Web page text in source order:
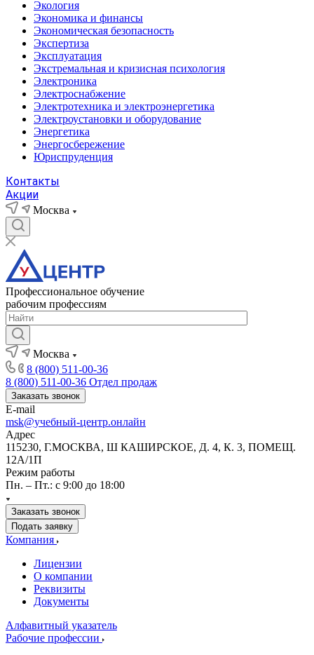
Экология
Экономика и финансы
Экономическая безопасность
Экспертиза
Эксплуатация
Экстремальная и кризисная психология
Электроника
Электроснабжение
Электротехника и электроэнергетика
Электроустановки и оборудование
Энергетика
Энергосбережение
Юриспруденция
Контакты
Акции
Москва
Профессиональное обучение
рабочим профессиям
Москва
8 (800) 511-00-36
8 (800) 511-00-36 Отдел продаж
Заказать звонок
E-mail
msk@учебный-центр.онлайн
Адрес
115230, Г.МОСКВА, Ш КАШИРСКОЕ, Д. 4, К. 3, ПОМЕЩ.
12А/1П
Режим работы
Пн. – Пт.: с 9:00 до 18:00
Заказать звонок
Подать заявку
Компания
Лицензии
О компании
Реквизиты
Документы
Алфавитный указатель
Рабочие профессии